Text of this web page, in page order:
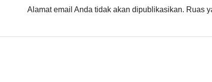
Alamat email Anda tidak akan dipublikasikan. Ruas